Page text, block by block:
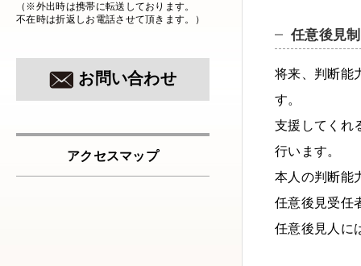
（※外出時は携帯に転送しております。
不在時は折返しお電話させて頂きます。）
お問い合わせ
アクセスマップ
任意後見
将来、判断能
す。
支援してくれ
行います。
本人の判断能
任意後見受任
任意後見人に